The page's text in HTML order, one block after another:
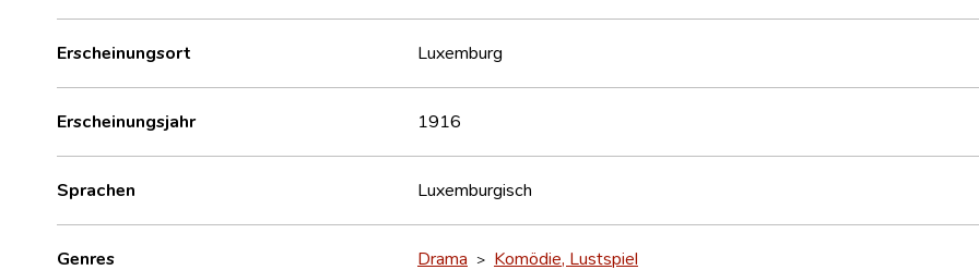
Erscheinungsort Luxemburg
Erscheinungsjahr 1916
Sprachen Luxemburgisch
Genres Drama > Komödie, Lustspiel